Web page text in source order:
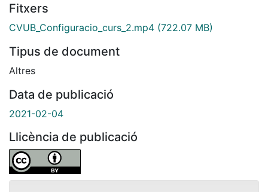
Fitxers
CVUB_Configuracio_curs_2.mp4 (722.07 MB)
Tipus de document
Altres
Data de publicació
2021-02-04
Llicència de publicació